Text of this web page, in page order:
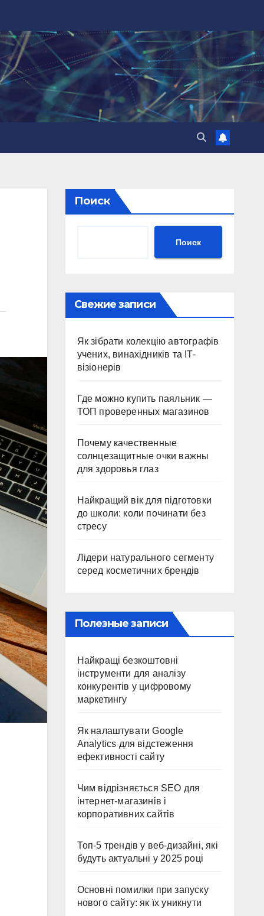
Поиск
Поиск
Свежие записи
Як зібрати колекцію автографів
учених, винахідників та IT-
візіонерів
Где можно купить паяльник —
ТОП проверенных магазинов
Почему качественные
солнцезащитные очки важны
для здоровья глаз
Найкращий вік для підготовки
до школи: коли починати без
стресу
Лідери натурального сегменту
серед косметичних брендів
Полезные записи
Найкращі безкоштовні
інструменти для аналізу
конкурентів у цифровому
маркетингу
Як налаштувати Google
Analytics для відстеження
ефективності сайту
Чим відрізняється SEO для
інтернет-магазинів і
корпоративних сайтів
Топ-5 трендів у веб-дизайні, які
будуть актуальні у 2025 році
Основні помилки при запуску
нового сайту: як їх уникнути